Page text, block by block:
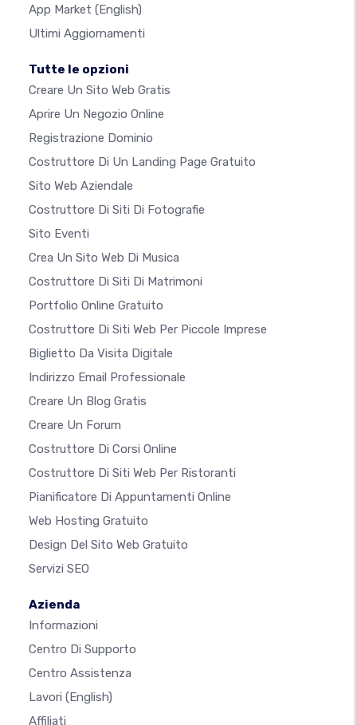
App Market (English)
Ultimi Aggiornamenti
Tutte le opzioni
Creare Un Sito Web Gratis
Aprire Un Negozio Online
Registrazione Dominio
Costruttore Di Un Landing Page Gratuito
Sito Web Aziendale
Costruttore Di Siti Di Fotografie
Sito Eventi
Crea Un Sito Web Di Musica
Costruttore Di Siti Di Matrimoni
Portfolio Online Gratuito
Costruttore Di Siti Web Per Piccole Imprese
Biglietto Da Visita Digitale
Indirizzo Email Professionale
Creare Un Blog Gratis
Creare Un Forum
Costruttore Di Corsi Online
Costruttore Di Siti Web Per Ristoranti
Pianificatore Di Appuntamenti Online
Web Hosting Gratuito
Design Del Sito Web Gratuito
Servizi SEO
Azienda
Informazioni
Centro Di Supporto
Centro Assistenza
Lavori (English)
Affiliati